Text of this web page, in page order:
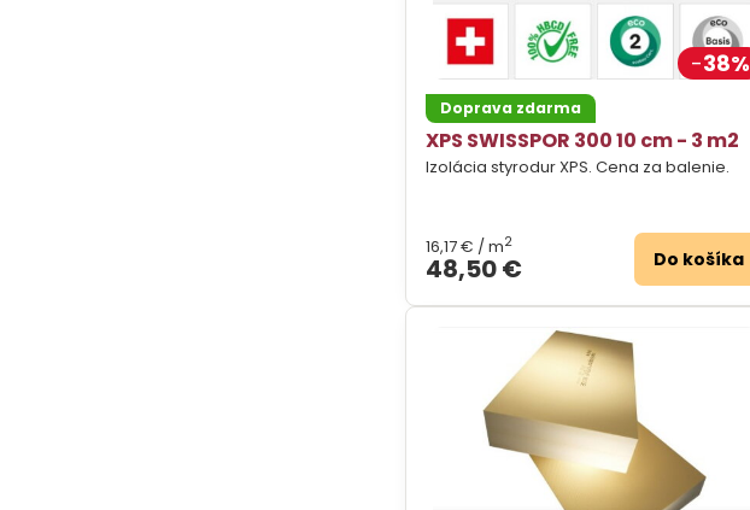
38%
Doprava zdarma
XPS SWISSPOR 300 10 cm - 3 m2
Izolácia styrodur XPS. Cena za balenie.
48,50 €
16,17 € / m2
Do košíka